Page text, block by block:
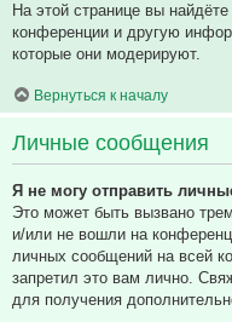
На этой странице вы
конференции и другую
которые они модерируют.
Вернуться к началу
Личные сообщения
Я не могу отправить
Это может быть вызвано
и/или не вошли на
личных сообщений на всей
запретил это вам лично.
для получения